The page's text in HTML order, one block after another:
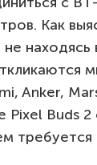
Как
Anker,
Pixel Buds
требуется